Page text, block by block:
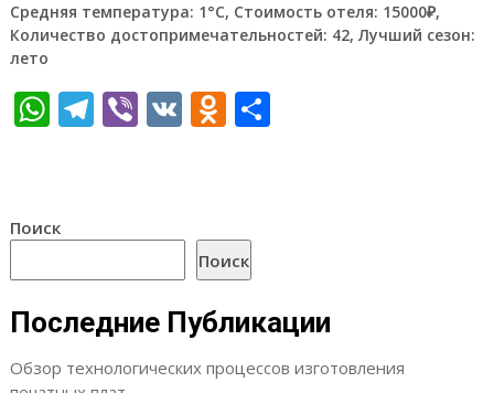
Средняя температура: 1°C, Стоимость отеля: 15000₽,
Количество достопримечательностей: 42, Лучший сезон:
лето
WhatsApp
Telegram
Viber
VKOdnoklassniki
Отправить
Поиск
Поиск
Последние Публикации
Обзор технологических процессов изготовления